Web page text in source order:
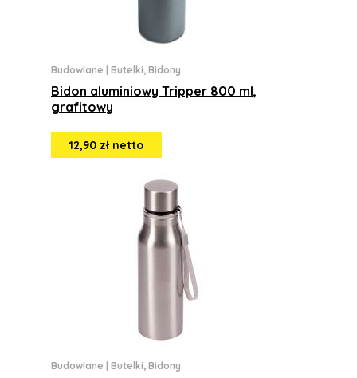
Budowlane Butelki, Bidony
Bidon aluminiowy Tripper 800 ml,
grafitowy
12,90 zł netto
Budowlane Butelki, Bidony